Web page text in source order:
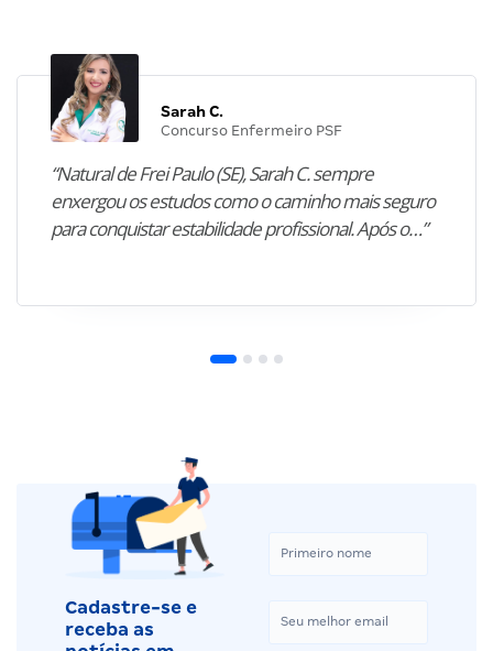
Sarah C.
Concurso Enfermeiro PSF
“Natural de Frei Paulo (SE), Sarah C. sempre
enxergou os estudos como o caminho mais seguro
para conquistar estabilidade profissional. Após o…”
Cadastre-se e
receba as